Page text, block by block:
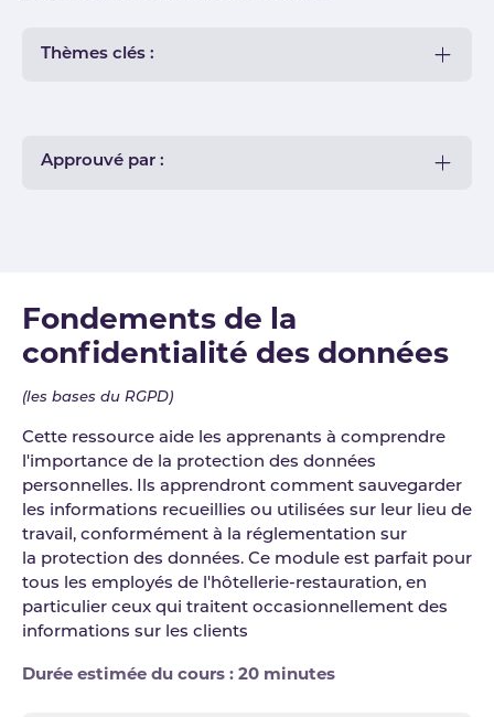
Thèmes clés :
Approuvé par :
Fondements de la
confidentialité des données
(les bases du RGPD)
Cette ressource aide les apprenants à comprendre
l'importance de la protection des données
personnelles. Ils apprendront comment sauvegarder
les informations recueillies ou utilisées sur leur lieu de
travail, conformément à la réglementation sur
la protection des données. Ce module est parfait pour
tous les employés de l'hôtellerie-restauration, en
particulier ceux qui traitent occasionnellement des
informations sur les clients
Durée estimée du cours : 20 minutes